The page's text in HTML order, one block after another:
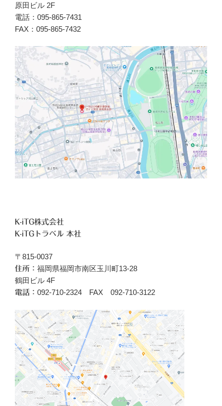
原田ビル 2F
電話：095-865-7431
FAX：095-865-7432
K-iTG株式会社
K-iTGトラベル 本社
〒815-0037
住所： 福岡県福岡市南区玉川町13-28
鶴田ビル 4F
電話： 092-710-2324 FAX 092-710-3122